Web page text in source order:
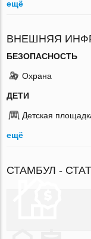
ещё
ВНЕШНЯЯ
БЕЗОПАСНОСТЬ
Охрана
ДЕТИ
Детская
ещё
СТАМБУЛ -